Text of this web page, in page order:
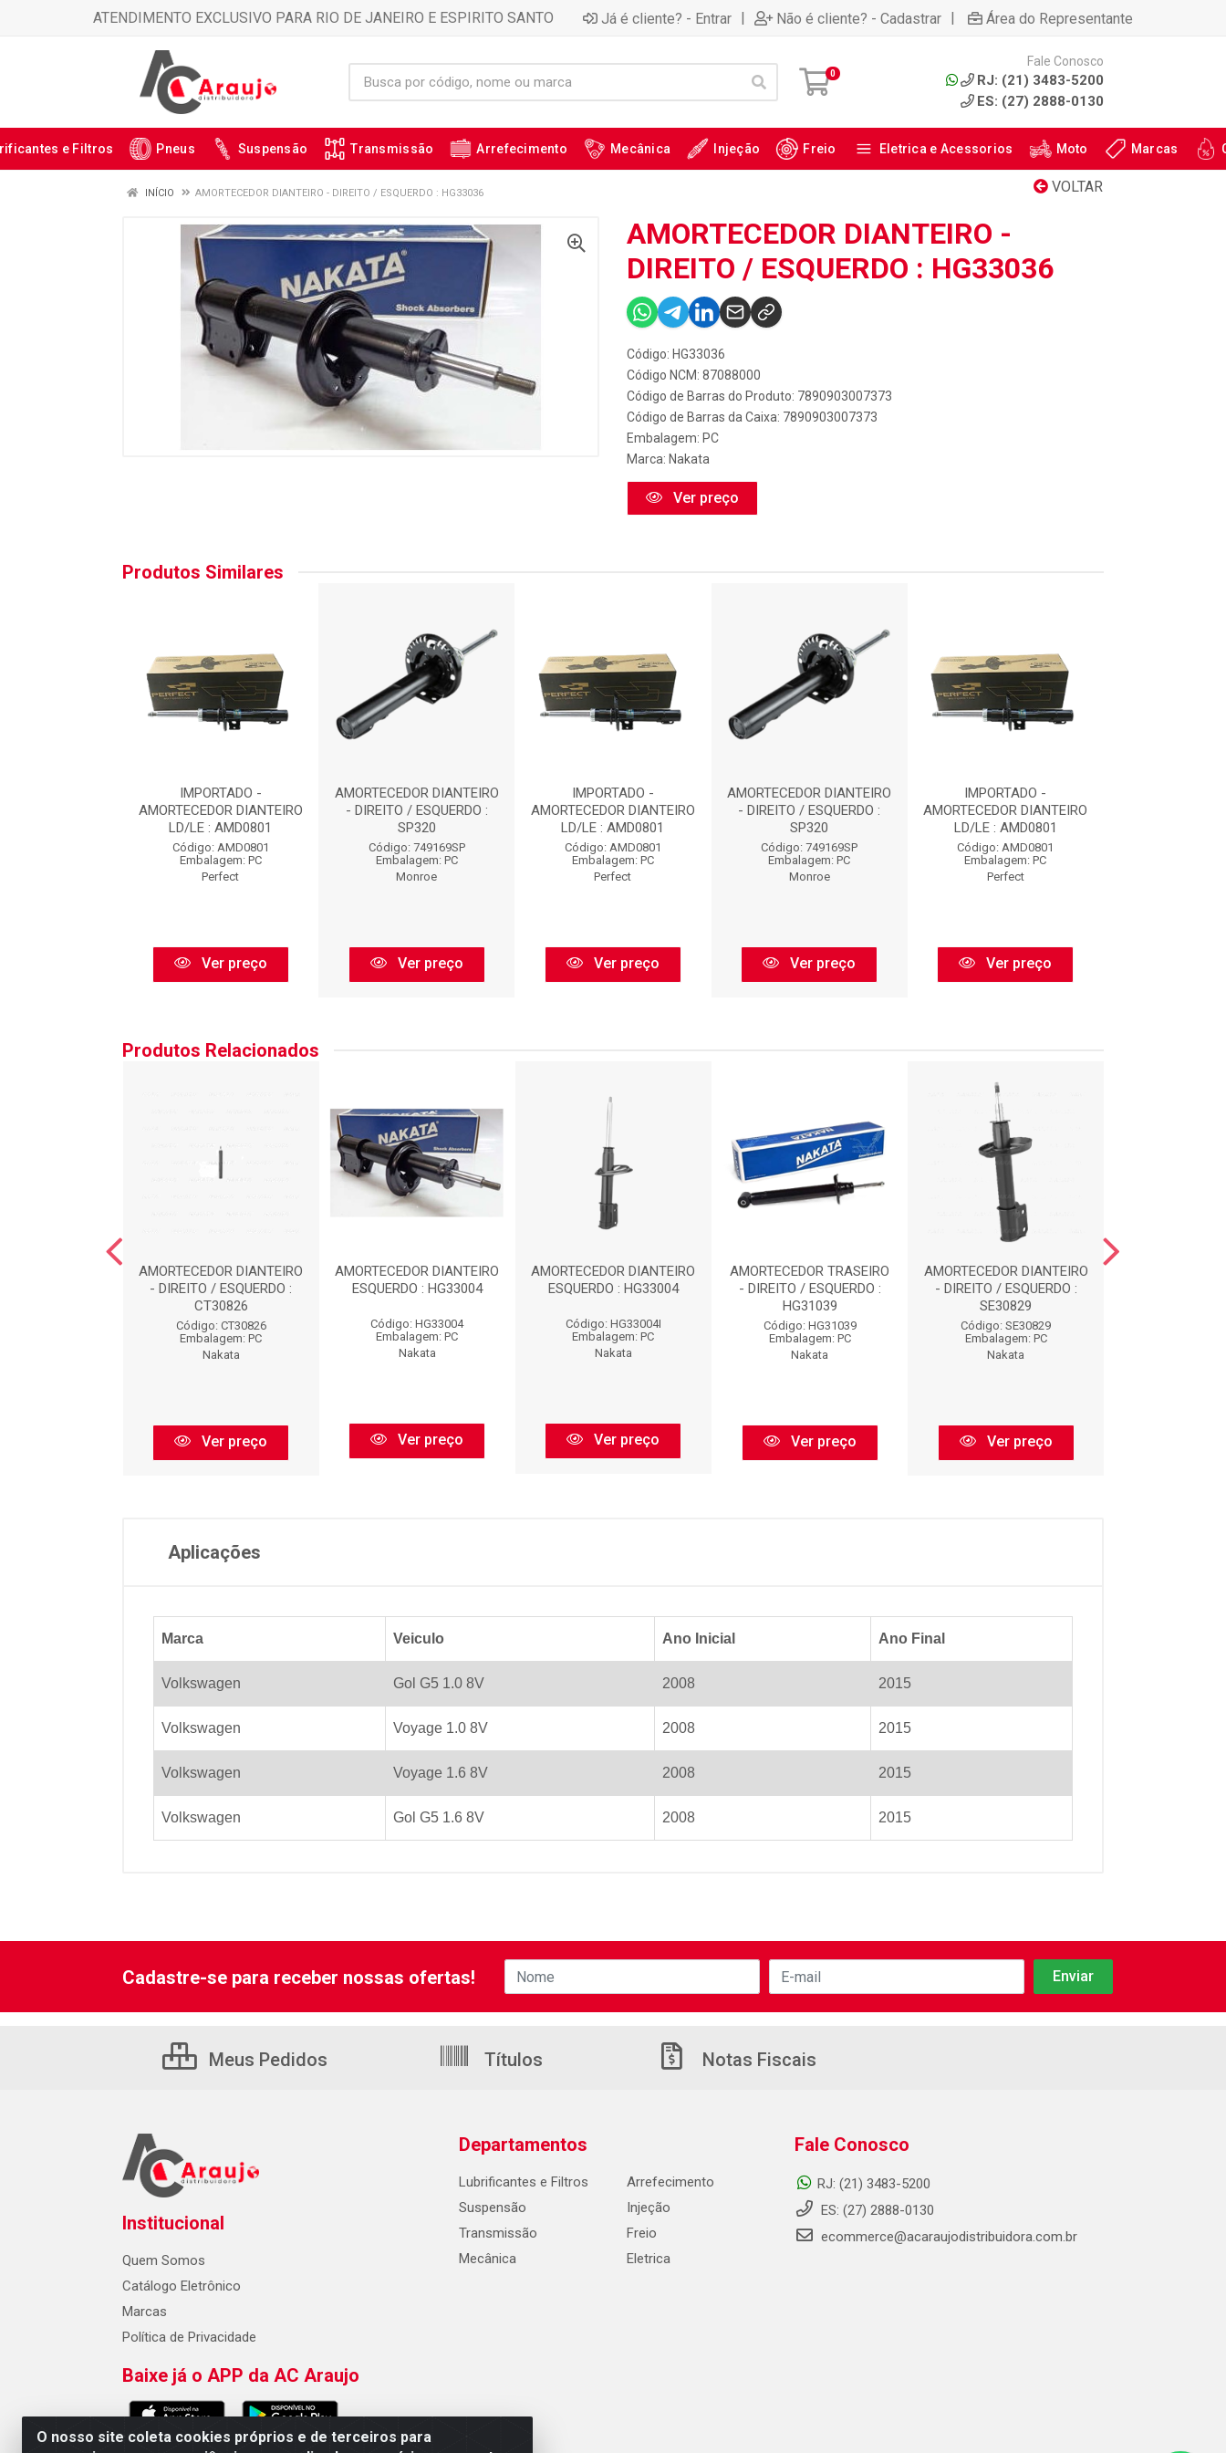
ATENDIMENTO EXCLUSIVO PARA RIO DE JANEIRO E ESPIRITO SANTO Já é cliente? - Entrar | Não é cliente? - Cadastrar | Área do Representante
0
Fale Conosco
RJ: (21) 3483-5200
ES: (27) 2888-0130
e Filtros Pneus Suspensão Transmissão Arrefecimento Mecânica Injeção Freio Eletrica e Acessorios Moto Marcas
VOLTAR
INÍCIO AMORTECEDOR DIANTEIRO - DIREITO / ESQUERDO : HG33036
AMORTECEDOR DIANTEIRO -
DIREITO / ESQUERDO : HG33036
Código: HG33036
Código NCM: 87088000
Código de Barras do Produto: 7890903007373
Código de Barras da Caixa: 7890903007373
Embalagem: PC
Marca: Nakata
Ver preço
Produtos Similares
IMPORTADO -
AMORTECEDOR DIANTEIRO
LD/LE : AMD0801
Código: AMD0801
Embalagem: PC
Perfect
Ver preço
AMORTECEDOR DIANTEIRO
- DIREITO / ESQUERDO :
SP320
Código: 749169SP
Embalagem: PC
Monroe
Ver preço
IMPORTADO -
AMORTECEDOR DIANTEIRO
LD/LE : AMD0801
Código: AMD0801
Embalagem: PC
Perfect
Ver preço
AMORTECEDOR DIANTEIRO
- DIREITO / ESQUERDO :
SP320
Código: 749169SP
Embalagem: PC
Monroe
Ver preço
IMPORTADO -
AMORTECEDOR DIANTEIRO
LD/LE : AMD0801
Código: AMD0801
Embalagem: PC
Perfect
Ver preço
Produtos Relacionados
AMORTECEDOR DIANTEIRO
- DIREITO / ESQUERDO :
CT30826
Código: CT30826
Embalagem: PC
Nakata
Ver preço
AMORTECEDOR DIANTEIRO
ESQUERDO : HG33004
Código: HG33004
Embalagem: PC
Nakata
Ver preço
AMORTECEDOR DIANTEIRO
ESQUERDO : HG33004
Código: HG33004I
Embalagem: PC
Nakata
Ver preço
AMORTECEDOR TRASEIRO
- DIREITO / ESQUERDO :
HG31039
Código: HG31039
Embalagem: PC
Nakata
Ver preço
AMORTECEDOR DIANTEIRO
- DIREITO / ESQUERDO :
SE30829
Código: SE30829
Embalagem: PC
Nakata
Ver preço
Aplicações
Marca Veiculo Ano Inicial Ano Final
Volkswagen Gol G5 1.0 8V 2008 2015
Volkswagen Voyage 1.0 8V 2008 2015
Volkswagen Voyage 1.6 8V 2008 2015
Volkswagen Gol G5 1.6 8V 2008 2015
O nosso site coleta cookies próprios e de terceiros para
Cadastre-se para receber nossas ofertas!
Meus Pedidos Títulos Notas Fiscais
Institucional
Quem Somos
Catálogo Eletrônico
Marcas
Política de Privacidade
Baixe já o APP da AC Araujo
Departamentos
Lubrificantes e Filtros
Suspensão
Transmissão
Mecânica
Arrefecimento
Injeção
Freio
Eletrica
Fale Conosco
RJ: (21) 3483-5200
ES: (27) 2888-0130
ecommerce@acaraujodistribuidora.com.br